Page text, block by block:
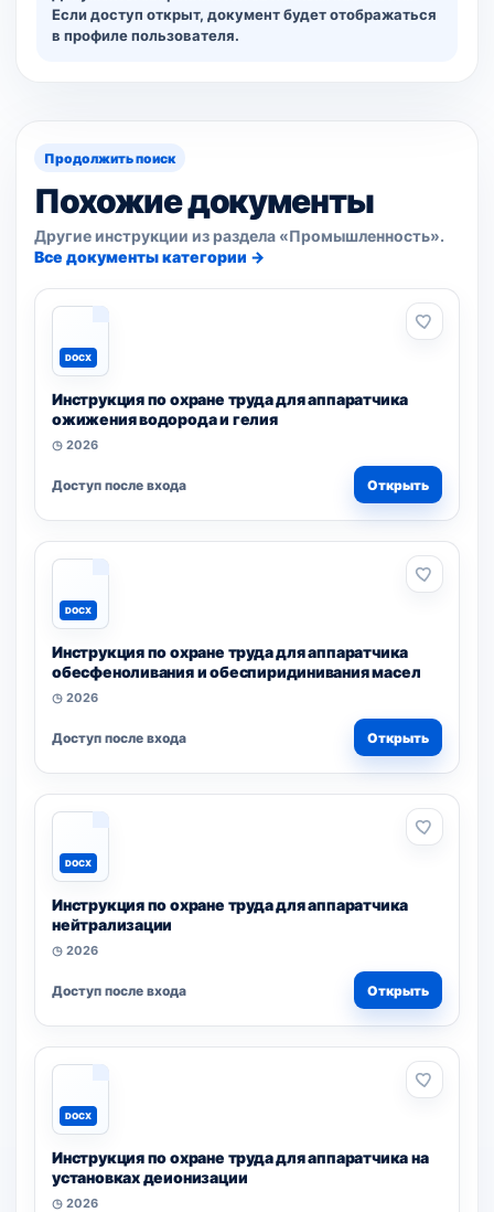
Если доступ открыт, документ будет отображаться
в профиле пользователя.
Продолжить поиск
Похожие документы
Другие инструкции из раздела «Промышленность».
Все документы категории →
DOCX
Инструкция по охране труда для аппаратчика
ожижения водорода и гелия
◷ 2026
Доступ после входа Открыть
DOCX
Инструкция по охране труда для аппаратчика
обесфеноливания и обеспиридинивания масел
◷ 2026
Доступ после входа Открыть
DOCX
Инструкция по охране труда для аппаратчика
нейтрализации
◷ 2026
Доступ после входа Открыть
DOCX
Инструкция по охране труда для аппаратчика на
установках деионизации
◷ 2026